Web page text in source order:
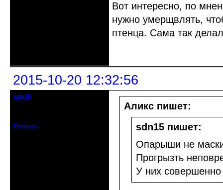
Вот интересно, по
нужно умерщвлять,
птенца. Сама так
2015-10-20 12:32:56
sdn15
Профиль
Аликс пишет:
sdn15 пишет:
Опарыши не
Прогрызть
У них